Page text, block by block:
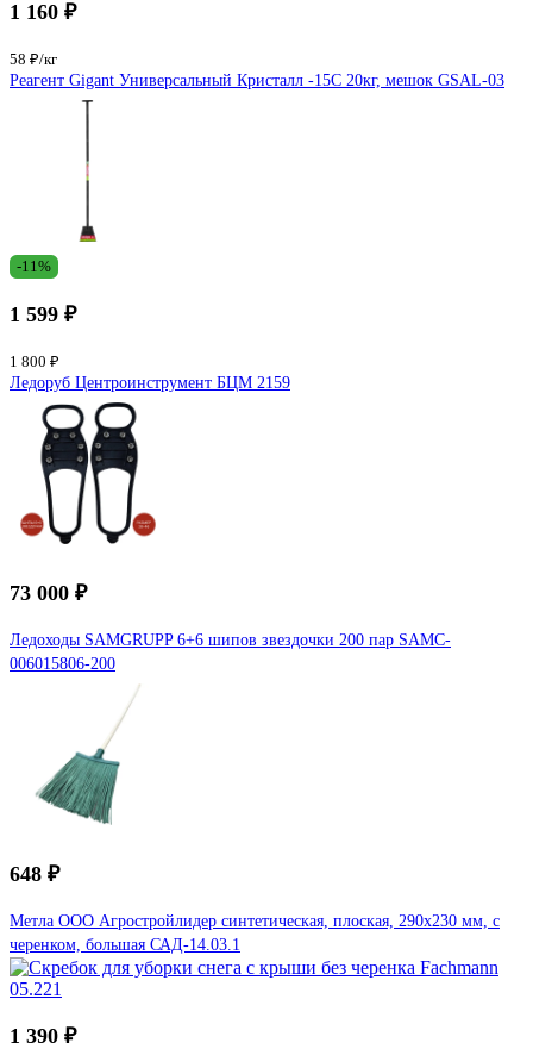
1 160 ₽
58 ₽/кг
Реагент Gigant Универсальный Кристалл -15C 20кг, мешок GSAL-03
-11%
1 599 ₽
1 800 ₽
Ледоруб Центроинструмент БЦМ 2159
73 000 ₽
Ледоходы SAMGRUPP 6+6 шипов звездочки 200 пар SAMC-
006015806-200
648 ₽
Метла ООО Агростройлидер синтетическая, плоская, 290x230 мм, с
черенком, большая САД-14.03.1
1 390 ₽